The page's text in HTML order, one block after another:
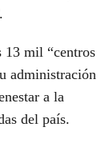
13 mil “centros
administración
a la
del país.